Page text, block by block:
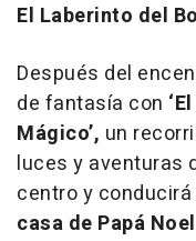
El Laberinto del
Después del
de fantasía con ‘El
Mágico’, un
luces y aventuras
centro y
casa de Papá